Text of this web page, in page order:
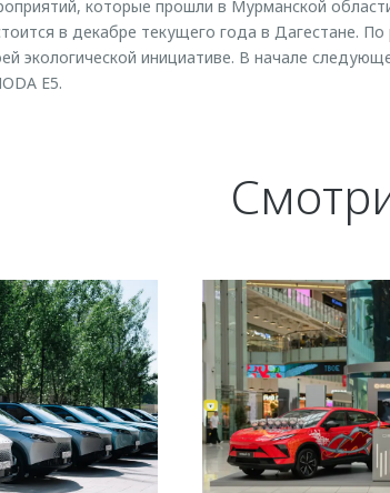
которые прошли в Мурманской
в декабре текущего года в Дагестане.
экологической инициативе. В начале
E5.